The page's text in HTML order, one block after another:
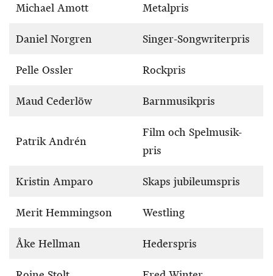
Michael Amott Metalpris
Daniel Norgren Singer-Songwriterpris
Pelle Ossler Rockpris
Maud Cederlöw Barnmusikpris
Patrik Andrén
Film och Spelmusik-
pris
Kristin Amparo Skaps jubileumspris
Merit Hemmingson Westling
Åke Hellman Hederspris